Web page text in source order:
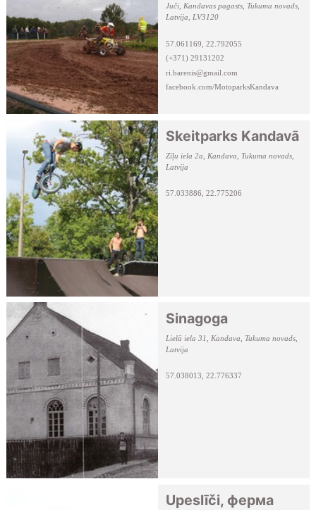
Juči, Kandavas pagasts, Tukuma novads,
Latvija, LV3120
57.061169, 22.792055
(+371) 29131202
ri.barenis@gmail.com
facebook.com/MotoparksKandava
Skeitparks Kandavā
Zīļu iela 2a, Kandava, Tukuma novads,
Latvija
57.033886, 22.775206
Sinagoga
Lielā iela 31, Kandava, Tukuma novads,
Latvija
57.038013, 22.776337
Upeslīči, ферма